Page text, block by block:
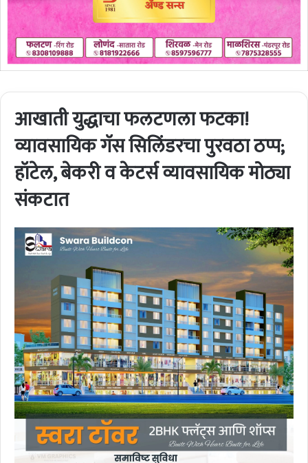
आखाती युद्धाचा फलटणला फटका!
व्यावसायिक गॅस सिलिंडरचा पुरवठा ठप्प;
हॉटेल, बेकरी व केटर्स व्यावसायिक मोठ्या
संकटात